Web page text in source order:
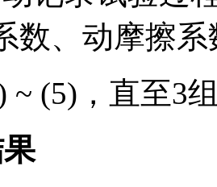
数、动摩擦系
~ (5)，直至3